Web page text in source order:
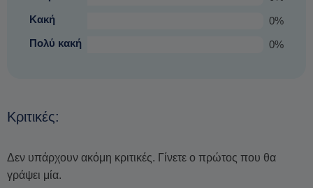
Κακή
0%
Πολύ κακή
0%
Κριτικές:
Δεν υπάρχουν ακόμη κριτικές. Γίνετε ο πρώτος που θα
γράψει μία.